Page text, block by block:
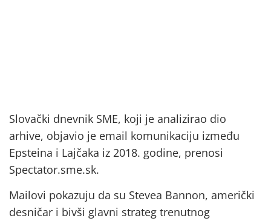
Slovački dnevnik SME, koji je analizirao dio
arhive, objavio je email komunikaciju između
Epsteina i Lajčaka iz 2018. godine, prenosi
Spectator.sme.sk.
Mailovi pokazuju da su Stevea Bannon, američki
desničar i bivši glavni strateg trenutnog